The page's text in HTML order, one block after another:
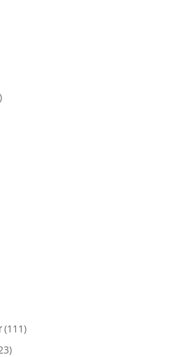
(111)